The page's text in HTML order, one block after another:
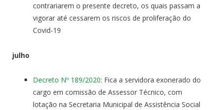
contrariarem o presente decreto, os quais passam a
vigorar até cessarem os riscos de proliferação do
Covid-19
julho
Decreto Nº 189/2020: Fica a servidora exonerado do
cargo em comissão de Assessor Técnico, com
lotação na Secretaria Municipal de Assistência Social